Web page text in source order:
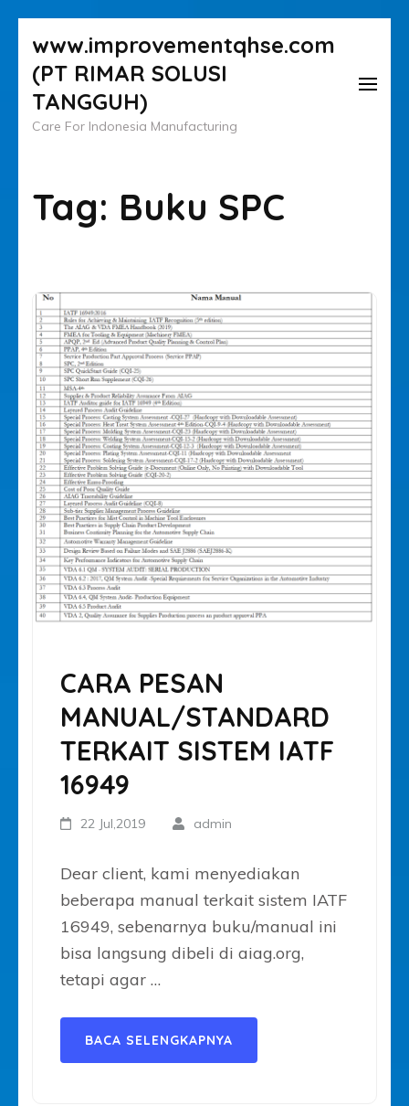
ke
konten
(Tekan
Enter)
www.improvementqhse.com
(PT RIMAR SOLUSI
TANGGUH)
Care For Indonesia Manufacturing
Tag: Buku SPC
CARA PESAN
MANUAL/STANDARD
TERKAIT SISTEM IATF
16949
22 Jul,2019 admin
Dear client, kami menyediakan
beberapa manual terkait sistem IATF
16949, sebenarnya buku/manual ini
bisa langsung dibeli di aiag.org,
tetapi agar …
BACA SELENGKAPNYA